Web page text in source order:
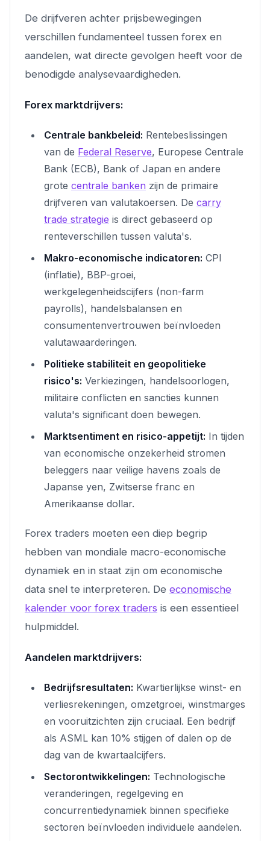
De drijfveren achter prijsbewegingen
verschillen fundamenteel tussen forex en
aandelen, wat directe gevolgen heeft voor de
benodigde analysevaardigheden.
Forex marktdrijvers:
Centrale bankbeleid: Rentebeslissingen
van de Federal Reserve, Europese Centrale
Bank (ECB), Bank of Japan en andere
grote centrale banken zijn de primaire
drijfveren van valutakoersen. De carry
trade strategie is direct gebaseerd op
renteverschillen tussen valuta's.
Makro-economische indicatoren: CPI
(inflatie), BBP-groei,
werkgelegenheidscijfers (non-farm
payrolls), handelsbalansen en
consumentenvertrouwen beïnvloeden
valutawaarderingen.
Politieke stabiliteit en geopolitieke
risico's: Verkiezingen, handelsoorlogen,
militaire conflicten en sancties kunnen
valuta's significant doen bewegen.
Marktsentiment en risico-appetijt: In tijden
van economische onzekerheid stromen
beleggers naar veilige havens zoals de
Japanse yen, Zwitserse franc en
Amerikaanse dollar.
Forex traders moeten een diep begrip
hebben van mondiale macro-economische
dynamiek en in staat zijn om economische
data snel te interpreteren. De economische
kalender voor forex traders is een essentieel
hulpmiddel.
Aandelen marktdrijvers:
Bedrijfsresultaten: Kwartierlijkse winst- en
verliesrekeningen, omzetgroei, winstmarges
en vooruitzichten zijn cruciaal. Een bedrijf
als ASML kan 10% stijgen of dalen op de
dag van de kwartaalcijfers.
Sectorontwikkelingen: Technologische
veranderingen, regelgeving en
concurrentiedynamiek binnen specifieke
sectoren beïnvloeden individuele aandelen.